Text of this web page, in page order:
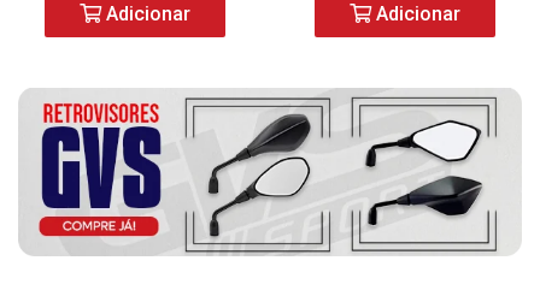
Adicionar Adicionar